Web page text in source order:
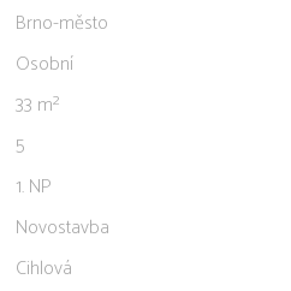
Brno-město
Osobní
33 m²
5
1. NP
Novostavba
Cihlová